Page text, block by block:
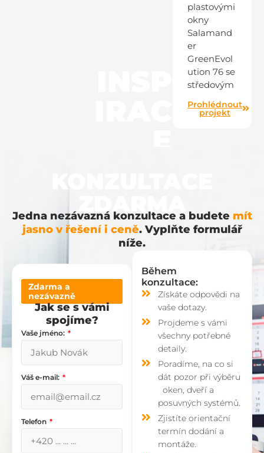
plastovými
okny
Salamand
er
GreenEvol
ution 76 se
středovým
Prohlédnout
projekt
ZDARMA
Jedna nezávazná konzultace a budete mít
jasno v řešení i ceně. Vyplňte formulář
níže.
Zdarma a
nezávazně
Jak se s vámi
spojíme?
Vaše jméno:
Váš e-mail:
Telefon
Během
konzultace:
Získáte odpovědi na
vaše dotazy.
Projdeme s vámi
všechny potřebné
detaily.
Poradíme, na co si
dát pozor při výběru
oken, dveří a
posuvných systémů.
Zjistíte orientační
termín dodání a
montáže.